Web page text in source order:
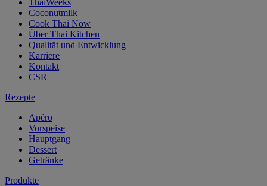
Coconutmilk
Cook Thai Now
Über Thai Kitchen
Qualität und Entwicklung
Karriere
Kontakt
CSR
Rezepte
Apéro
Vorspeise
Hauptgang
Dessert
Getränke
Produkte